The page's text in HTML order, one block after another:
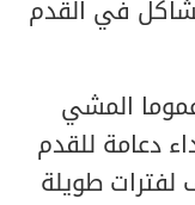
في القدم
المشي
دعامة للقدم
لفترات طويلة